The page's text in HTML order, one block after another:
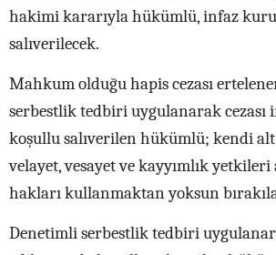
hakimi kararıyla hükümlü, infaz
salıverilecek.
Mahkum olduğu hapis cezası
serbestlik tedbiri uygulanarak cezası
koşullu salıverilen hükümlü; kendi
velayet, vesayet ve kayyımlık yetkileri
hakları kullanmaktan yoksun
Denetimli serbestlik tedbiri